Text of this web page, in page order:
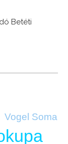
Betéti
Vogel Soma